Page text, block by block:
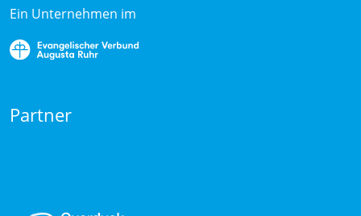
Ein Unternehmen im
Partner